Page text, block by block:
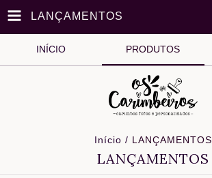
LANÇAMENTOS
INÍCIO PRODUTOS
Início / LANÇAMENTOS
LANÇAMENTOS